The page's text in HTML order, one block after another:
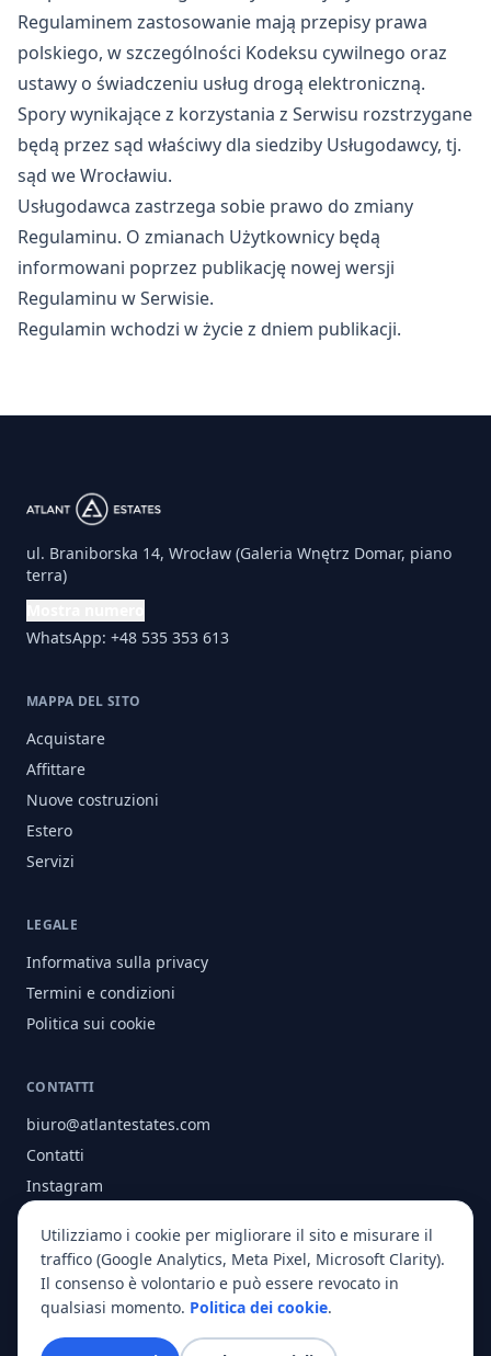
Regulaminem zastosowanie mają przepisy prawa
polskiego, w szczególności Kodeksu cywilnego oraz
ustawy o świadczeniu usług drogą elektroniczną.
Spory wynikające z korzystania z Serwisu rozstrzygane
będą przez sąd właściwy dla siedziby Usługodawcy, tj.
sąd we Wrocławiu.
Usługodawca zastrzega sobie prawo do zmiany
Regulaminu. O zmianach Użytkownicy będą
informowani poprzez publikację nowej wersji
Regulaminu w Serwisie.
Regulamin wchodzi w życie z dniem publikacji.
ul. Braniborska 14, Wrocław (Galeria Wnętrz Domar, piano
terra)
WhatsApp: +48 535 353 613
MAPPA DEL SITO
Acquistare
Affittare
Nuove costruzioni
Estero
Servizi
LEGALE
Informativa sulla privacy
Termini e condizioni
Politica sui cookie
CONTATTI
biuro@atlantestates.com
Contatti
Instagram
Chi siamo
© 2026 Atlant Estates. Tutti i diritti riservati.
Utilizziamo i cookie per migliorare il sito e misurare il
traffico (Google Analytics, Meta Pixel, Microsoft Clarity).
Il consenso è volontario e può essere revocato in
qualsiasi momento. Politica dei cookie.